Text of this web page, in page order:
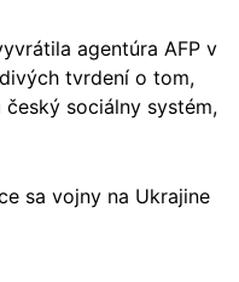
agentúra AFP v
tvrdení o tom,
sociálny systém,
sa vojny na Ukrajine